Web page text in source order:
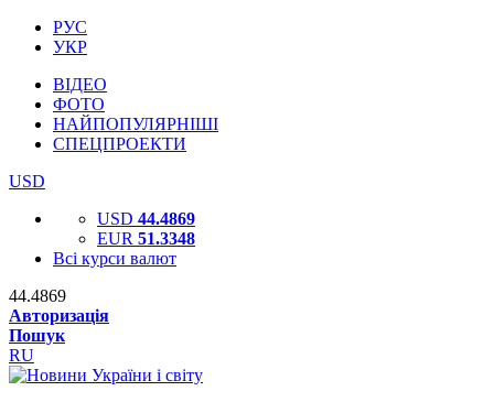
РУС
УКР
ВІДЕО
ФОТО
НАЙПОПУЛЯРНІШІ
СПЕЦПРОЕКТИ
USD
USD 44.4869
EUR 51.3348
Всі курси валют
44.4869
Авторизація
Пошук
RU